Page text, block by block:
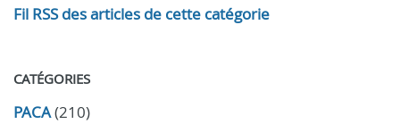
Fil RSS des articles de cette catégorie
CATÉGORIES
PACA(210)